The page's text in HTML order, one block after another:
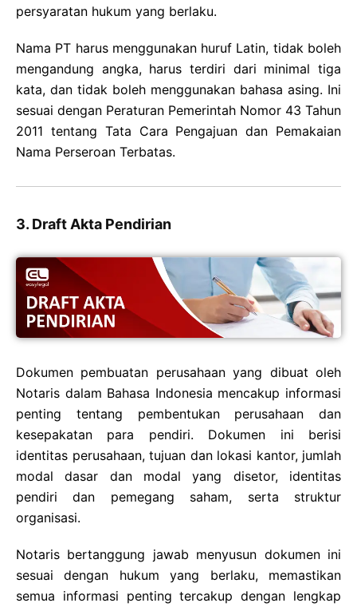
persyaratan hukum yang berlaku.
Nama PT harus menggunakan huruf Latin, tidak boleh
mengandung angka, harus terdiri dari minimal tiga
kata, dan tidak boleh menggunakan bahasa asing. Ini
sesuai dengan Peraturan Pemerintah Nomor 43 Tahun
2011 tentang Tata Cara Pengajuan dan Pemakaian
Nama Perseroan Terbatas.
3. Draft Akta Pendirian
Dokumen pembuatan perusahaan yang dibuat oleh
Notaris dalam Bahasa Indonesia mencakup informasi
penting tentang pembentukan perusahaan dan
kesepakatan para pendiri. Dokumen ini berisi
identitas perusahaan, tujuan dan lokasi kantor, jumlah
modal dasar dan modal yang disetor, identitas
pendiri dan pemegang saham, serta struktur
organisasi.
Notaris bertanggung jawab menyusun dokumen ini
sesuai dengan hukum yang berlaku, memastikan
semua informasi penting tercakup dengan lengkap